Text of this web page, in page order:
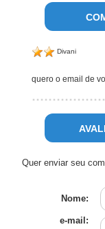
Divani
quero o email de
Quer enviar seu
Nome:
e-mail: